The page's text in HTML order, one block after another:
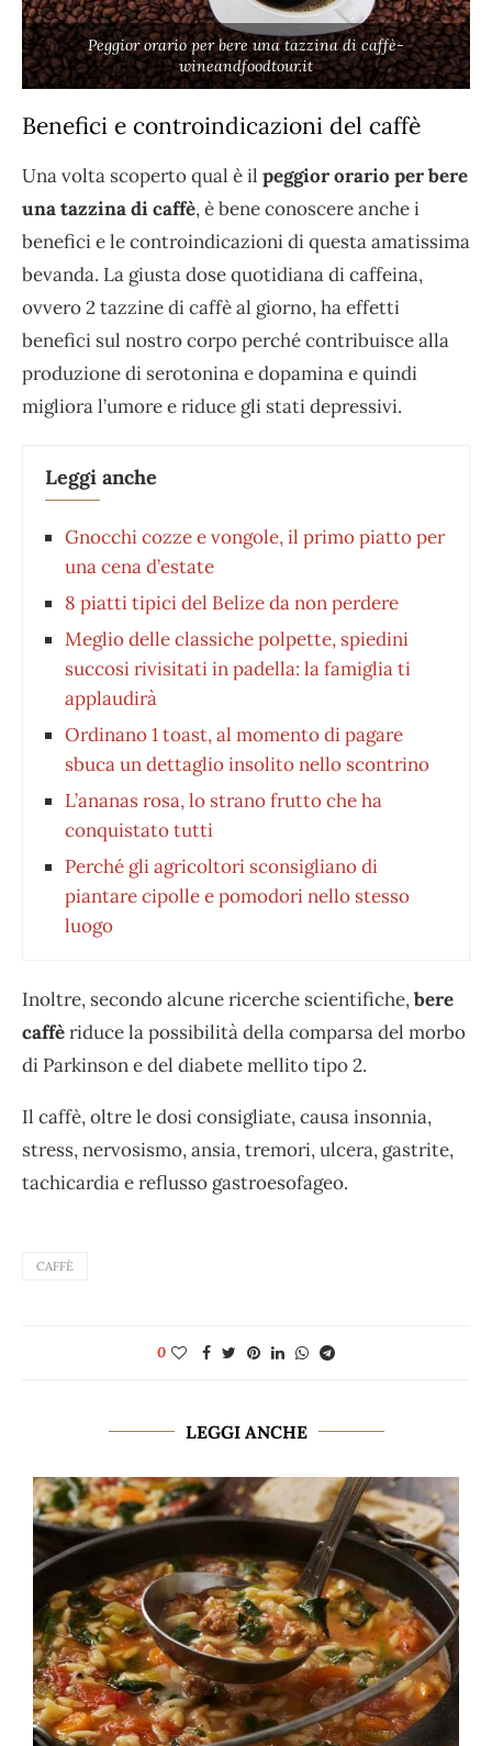
Peggior orario per bere una tazzina di caffè-
wineandfoodtour.it
Benefici e controindicazioni del caffè
Una volta scoperto qual è il peggior orario per bere
una tazzina di caffè, è bene conoscere anche i
benefici e le controindicazioni di questa amatissima
bevanda. La giusta dose quotidiana di caffeina,
ovvero 2 tazzine di caffè al giorno, ha effetti
benefici sul nostro corpo perché contribuisce alla
produzione di serotonina e dopamina e quindi
migliora l’umore e riduce gli stati depressivi.
Leggi anche
Gnocchi cozze e vongole, il primo piatto per
una cena d’estate
8 piatti tipici del Belize da non perdere
Meglio delle classiche polpette, spiedini
succosi rivisitati in padella: la famiglia ti
applaudirà
Ordinano 1 toast, al momento di pagare
sbuca un dettaglio insolito nello scontrino
L’ananas rosa, lo strano frutto che ha
conquistato tutti
Perché gli agricoltori sconsigliano di
piantare cipolle e pomodori nello stesso
luogo
Inoltre, secondo alcune ricerche scientifiche,bere
caffèriduce la possibilità della comparsa del morbo
di Parkinson e del diabete mellito tipo 2.
Il caffè, oltre le dosi consigliate, causa insonnia,
stress, nervosismo, ansia, tremori, ulcera, gastrite,
tachicardia e reflusso gastroesofageo.
CAFFÈ
0
LEGGI ANCHE